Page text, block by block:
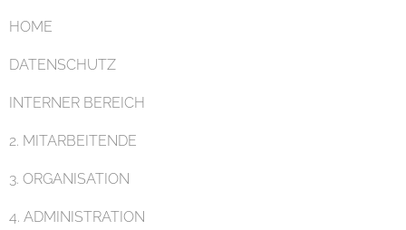
HOME
DATENSCHUTZ
INTERNER BEREICH
2. MITARBEITENDE
3. ORGANISATION
4. ADMINISTRATION